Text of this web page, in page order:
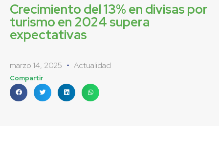
Crecimiento del 13% en divisas por
turismo en 2024 supera
expectativas
marzo 14, 2025 Actualidad
Compartir